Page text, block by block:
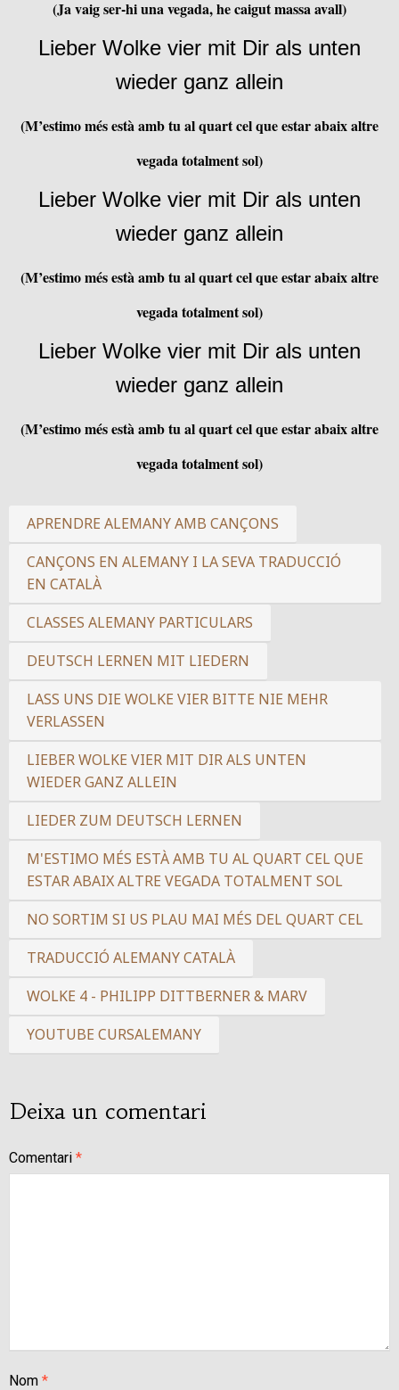
(Ja vaig ser-hi una vegada, he caigut massa avall)
Lieber Wolke vier mit Dir als unten
wieder ganz allein
(M’estimo més està amb tu al quart cel que estar abaix altre
vegada totalment sol)
Lieber Wolke vier mit Dir als unten
wieder ganz allein
(M’estimo més està amb tu al quart cel que estar abaix altre
vegada totalment sol)
Lieber Wolke vier mit Dir als unten
wieder ganz allein
(M’estimo més està amb tu al quart cel que estar abaix altre
vegada totalment sol)
APRENDRE ALEMANY AMB CANÇONS
CANÇONS EN ALEMANY I LA SEVA TRADUCCIÓ
EN CATALÀ
CLASSES ALEMANY PARTICULARS
DEUTSCH LERNEN MIT LIEDERN
LASS UNS DIE WOLKE VIER BITTE NIE MEHR
VERLASSEN
LIEBER WOLKE VIER MIT DIR ALS UNTEN
WIEDER GANZ ALLEIN
LIEDER ZUM DEUTSCH LERNEN
M'ESTIMO MÉS ESTÀ AMB TU AL QUART CEL QUE
ESTAR ABAIX ALTRE VEGADA TOTALMENT SOL
NO SORTIM SI US PLAU MAI MÉS DEL QUART CEL
TRADUCCIÓ ALEMANY CATALÀ
WOLKE 4 - PHILIPP DITTBERNER & MARV
YOUTUBE CURSALEMANY
Deixa un comentari
Comentari *
Nom *